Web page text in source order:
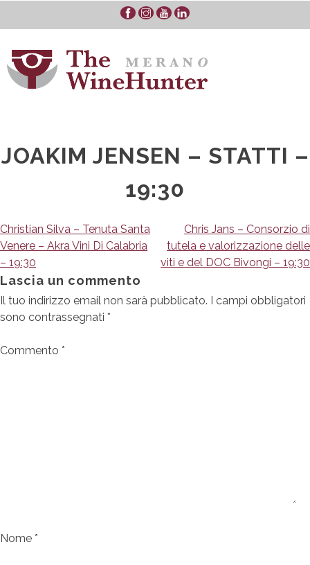
JOAKIM JENSEN – STATTI –
19:30
Navigazione
articoli
Christian Silva – Tenuta Santa
Venere – Akra Vini Di Calabria
– 19:30
Chris Jans – Consorzio di
tutela e valorizzazione delle
viti e del DOC Bivongi – 19:30
Lascia un commento
Il tuo indirizzo email non sarà pubblicato. I campi obbligatori
sono contrassegnati *
Commento *
Nome *